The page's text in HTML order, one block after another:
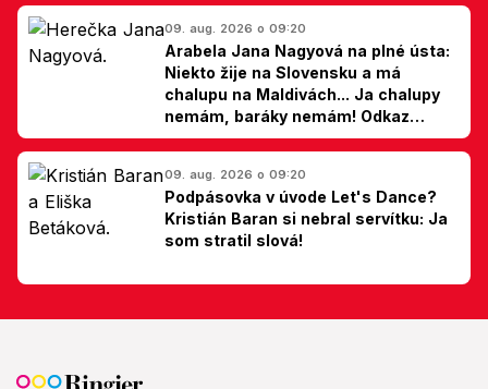
09. aug. 2026 o 09:20
Arabela Jana Nagyová na plné ústa:
Niekto žije na Slovensku a má
chalupu na Maldivách... Ja chalupy
nemám, baráky nemám! Odkaz
Slovákom
09. aug. 2026 o 09:20
Podpásovka v úvode Let's Dance?
Kristián Baran si nebral servítku: Ja
som stratil slová!